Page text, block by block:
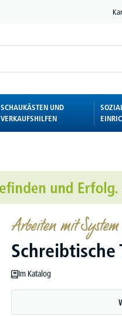
SCHAUKÄSTEN UND
VERKAUFSHILFEN
Arbeiten mit
Schreibtische
Im Katalog